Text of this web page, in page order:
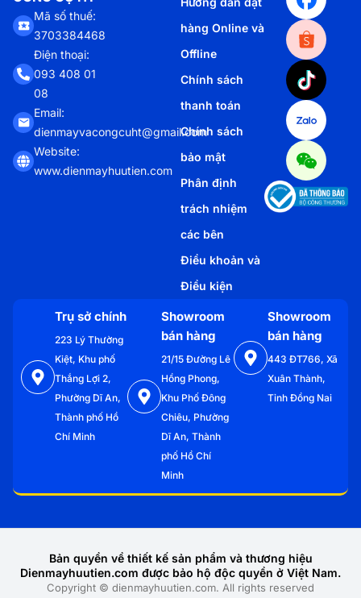
Mã số thuế:
3703384468
Điện thoại:
093 408 01
08
Email:
dienmayvacongcuht@gmail.com
Website:
www.dienmayhuutien.com
hàng Online và
Offline
Chính sách
thanh toán
Chính sách
bảo mật
Phân định
trách nhiệm
các bên
Điều khoản và
Điều kiện
Trụ sở chính
223 Lý Thường
Kiệt, Khu phố
Thắng Lợi 2,
Phường Dĩ An,
Thành phố Hồ
Chí Minh
Showroom
bán hàng
21/15 Đường Lê
Hồng Phong,
Khu Phố Đông
Chiêu, Phường
Dĩ An, Thành
phố Hồ Chí
Minh
Showroom
bán hàng
443 ĐT766, Xã
Xuân Thành,
Tỉnh Đồng Nai
Copyright © dienmayhuutien.com. All rights reserved
Bản quyền về thiết kế sản phẩm và thương hiệu
Dienmayhuutien.com được bảo hộ độc quyền ở Việt Nam.